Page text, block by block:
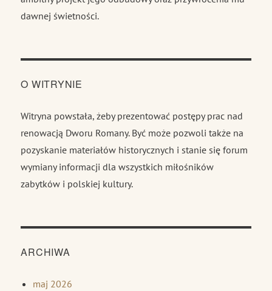
dawnej świetności.
O WITRYNIE
Witryna powstała, żeby prezentować postępy prac nad
renowacją Dworu Romany. Być może pozwoli także na
pozyskanie materiałów historycznych i stanie się forum
wymiany informacji dla wszystkich miłośników
zabytków i polskiej kultury.
ARCHIWA
maj 2026